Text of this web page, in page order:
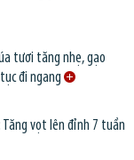
tươi tăng nhẹ, gạo
đi ngang
vọt lên đỉnh 7 tuần